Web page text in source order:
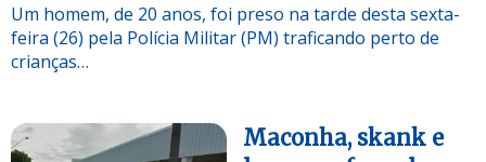
Um homem, de 20 anos, foi preso na tarde desta sexta-
feira (26) pela Polícia Militar (PM) traficando perto de
crianças…
Maconha, skank e